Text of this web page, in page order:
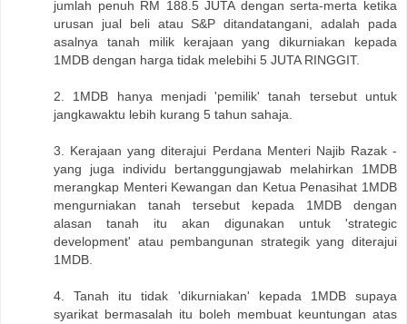
jumlah penuh RM 188.5 JUTA dengan serta-merta ketika
urusan jual beli atau S&P ditandatangani, adalah pada
asalnya tanah milik kerajaan yang dikurniakan kepada
1MDB dengan harga tidak melebihi 5 JUTA RINGGIT.
2. 1MDB hanya menjadi 'pemilik' tanah tersebut untuk
jangkawaktu lebih kurang 5 tahun sahaja.
3. Kerajaan yang diterajui Perdana Menteri Najib Razak -
yang juga individu bertanggungjawab melahirkan 1MDB
merangkap Menteri Kewangan dan Ketua Penasihat 1MDB
mengurniakan tanah tersebut kepada 1MDB dengan
alasan tanah itu akan digunakan untuk 'strategic
development' atau pembangunan strategik yang diterajui
1MDB.
4. Tanah itu tidak 'dikurniakan' kepada 1MDB supaya
syarikat bermasalah itu boleh membuat keuntungan atas